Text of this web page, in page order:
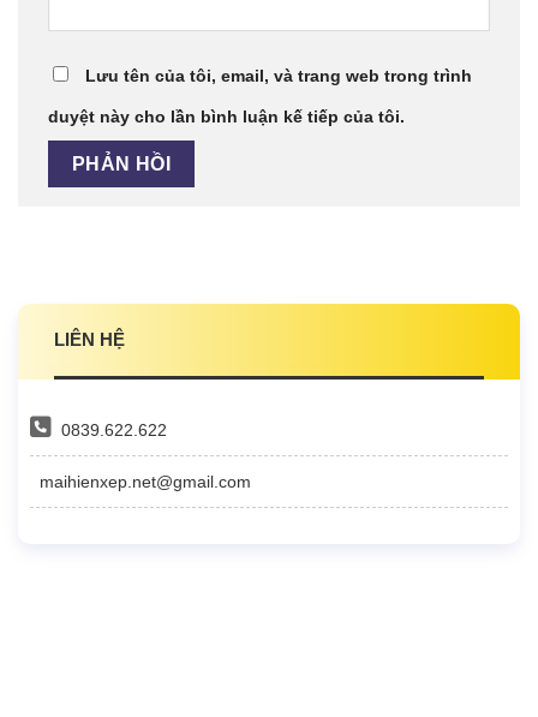
Lưu tên của tôi, email, và trang web trong trình
duyệt này cho lần bình luận kế tiếp của tôi.
LIÊN HỆ
0839.622.622
maihienxep.net@gmail.com